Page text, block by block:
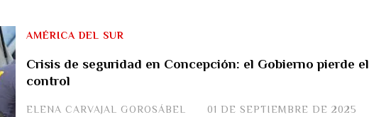
Crisis de seguridad en Concepción: el Gobierno pierde el
control
ELENA CARVAJAL GOROSÁBEL
AMÉRICA DEL SUR
01 DE SEPTIEMBRE DE 2025